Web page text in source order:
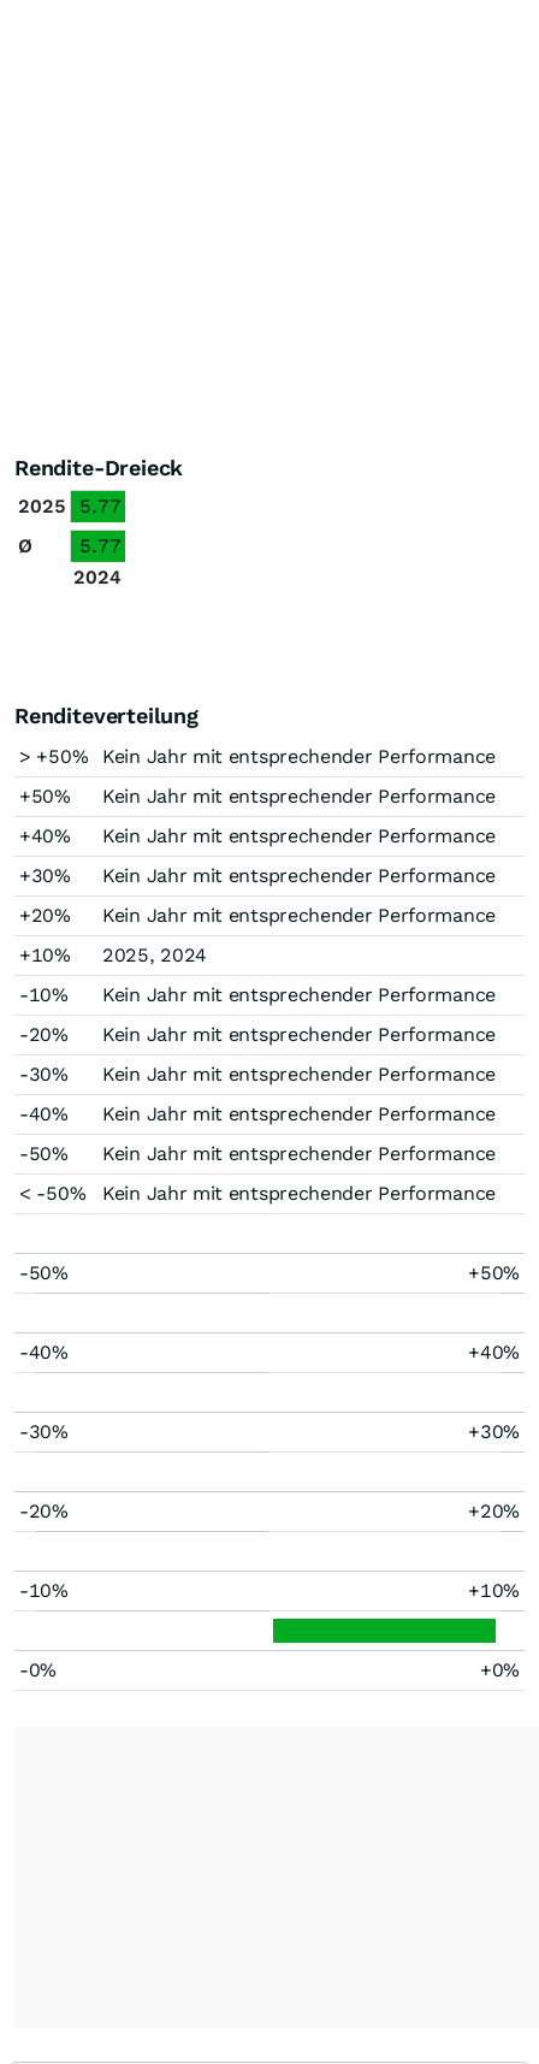
Rendite-Dreieck
2025
5.77
Ø
5.77
2024
Renditeverteilung
> +50%
Kein Jahr mit entsprechender Performance
+50%
Kein Jahr mit entsprechender Performance
+40%
Kein Jahr mit entsprechender Performance
+30%
Kein Jahr mit entsprechender Performance
+20%
Kein Jahr mit entsprechender Performance
+10%
2025, 2024
-10%
Kein Jahr mit entsprechender Performance
-20%
Kein Jahr mit entsprechender Performance
-30%
Kein Jahr mit entsprechender Performance
-40%
Kein Jahr mit entsprechender Performance
-50%
Kein Jahr mit entsprechender Performance
< -50%
Kein Jahr mit entsprechender Performance
-50% +50%
-40% +40%
-30% +30%
-20% +20%
-10% +10%
-0% +0%